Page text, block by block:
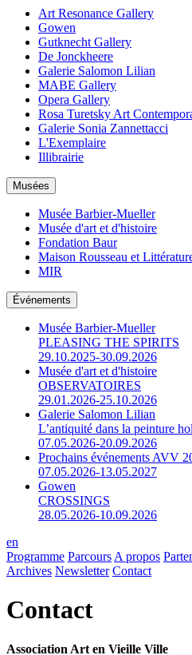
Art Resonance Gallery
Gowen
Gutknecht Gallery
De Jonckheere
Galerie Salomon Lilian
MABE Gallery
Opera Gallery
Rosa Turetsky Art
Galerie Sonia Zannettacci
L'Exemplaire
Illibrairie
Musées
Musée Barbier-Mueller
Musée d'art et d'histoire
Fondation Baur
Maison Rousseau et
MIR
Événements
Musée Barbier-Mueller
PLEASING THE SPIRITS
29.10.2025-30.09.2026
Musée d'art et d'histoire
OBSERVATOIRES
29.01.2026-25.10.2026
Galerie Salomon Lilian
L’antiquité dans la peinture
07.05.2026-20.09.2026
Prochains événements AVV
07.05.2026-13.05.2027
Gowen
CROSSINGS
28.05.2026-10.09.2026
en
Programme Parcours A propos
Archives Newsletter Contact
Contact
Association Art en Vieille Ville